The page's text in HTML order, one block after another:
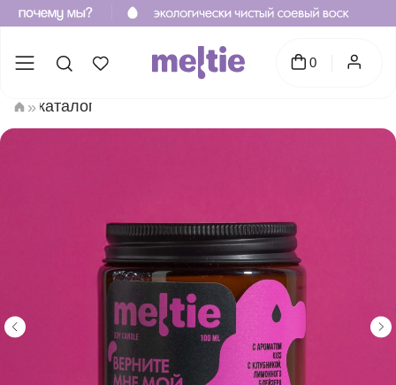
0
каталог
»